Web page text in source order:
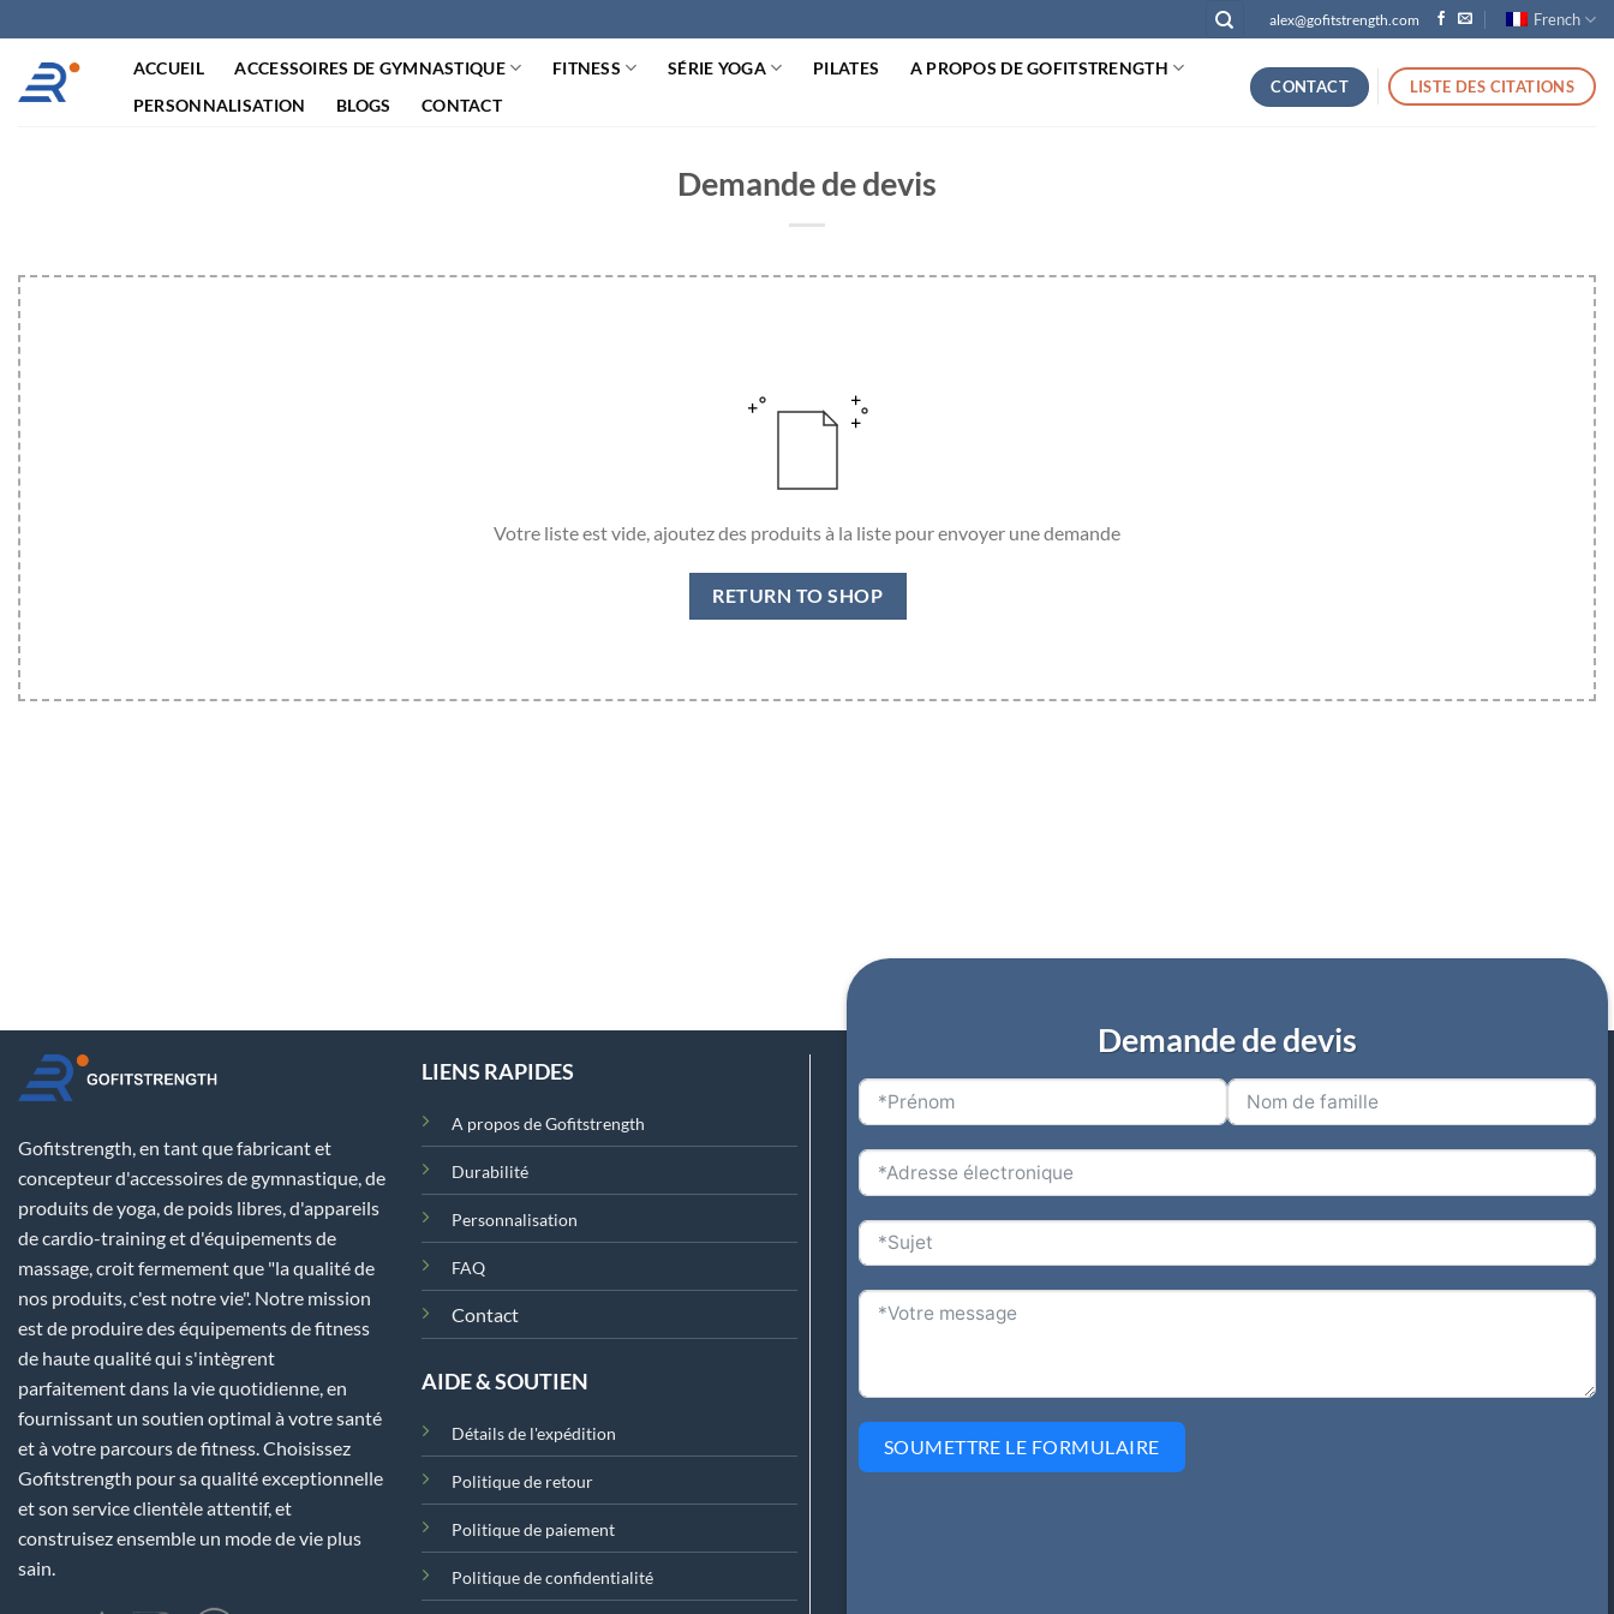
au
contenu
alex@gofitstrength.com French
ACCUEIL ACCESSOIRES DE GYMNASTIQUE FITNESS SÉRIE YOGA PILATES
A PROPOS DE GOFITSTRENGTH
PERSONNALISATION
BLOGS CONTACT
CONTACT LISTE DES CITATIONS
Demande de devis
Votre liste est vide, ajoutez des produits à la liste pour envoyer une demande
RETURN TO SHOP
Gofitstrength, en tant que fabricant et
concepteur d'accessoires de gymnastique, de
produits de yoga, de poids libres, d'appareils
de cardio-training et d'équipements de
massage, croit fermement que "la qualité de
nos produits, c'est notre vie". Notre mission
est de produire des équipements de fitness
de haute qualité qui s'intègrent
parfaitement dans la vie quotidienne, en
fournissant un soutien optimal à votre santé
et à votre parcours de fitness. Choisissez
Gofitstrength pour sa qualité exceptionnelle
et son service clientèle attentif, et
construisez ensemble un mode de vie plus
sain.
LIENS RAPIDES
A propos de Gofitstrength
Durabilité
Personnalisation
FAQ
Contact
AIDE & SOUTIEN
Détails de l'expédition
Politique de retour
Politique de paiement
Politique de confidentialité
Demande de devis
SOUMETTRE LE FORMULAIRE